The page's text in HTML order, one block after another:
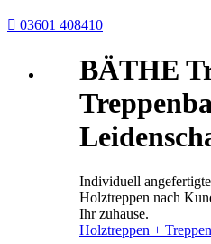
 03601 408410
BÄTHE
Individuell
Holztreppen nach
Ihr zuhause.
Holztreppen +